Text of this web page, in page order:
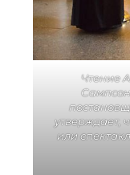
Чтение
утверждает,
или